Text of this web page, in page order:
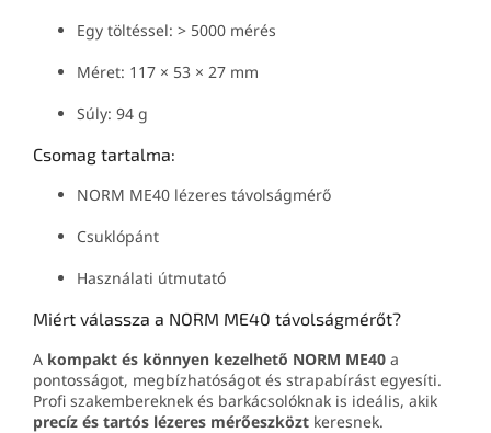
Egy töltéssel: > 5000 mérés
Méret: 117 × 53 × 27 mm
Súly: 94 g
Csomag tartalma:
NORM ME40 lézeres távolságmérő
Csuklópánt
Használati útmutató
Miért válassza a NORM ME40 távolságmérőt?
A kompakt és könnyen kezelhető NORM ME40 a
pontosságot, megbízhatóságot és strapabírást egyesíti.
Profi szakembereknek és barkácsolóknak is ideális, akik
precíz és tartós lézeres mérőeszközt keresnek.